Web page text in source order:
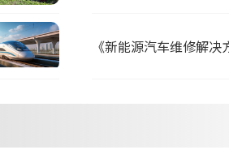
《新能源汽车维修解决